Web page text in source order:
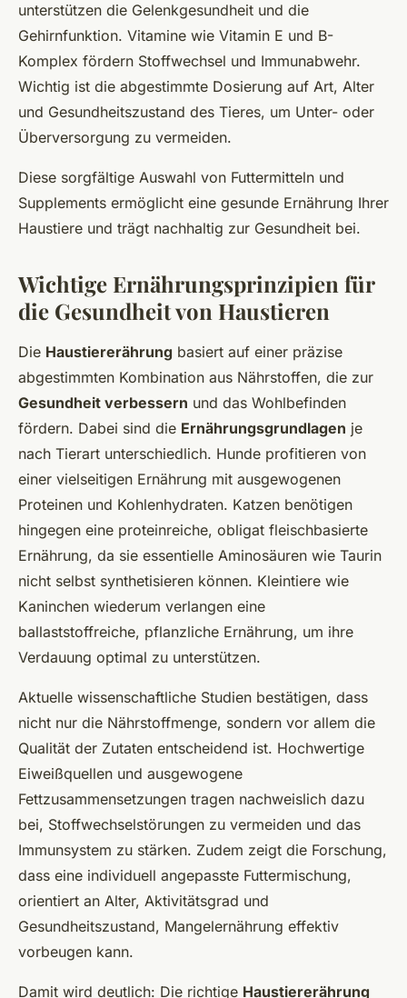
unterstützen die Gelenkgesundheit und die
Gehirnfunktion. Vitamine wie Vitamin E und B-
Komplex fördern Stoffwechsel und Immunabwehr.
Wichtig ist die abgestimmte Dosierung auf Art, Alter
und Gesundheitszustand des Tieres, um Unter- oder
Überversorgung zu vermeiden.
Diese sorgfältige Auswahl von Futtermitteln und
Supplements ermöglicht eine gesunde Ernährung Ihrer
Haustiere und trägt nachhaltig zur Gesundheit bei.
Wichtige Ernährungsprinzipien für
die Gesundheit von Haustieren
Die Haustiererährung basiert auf einer präzise
abgestimmten Kombination aus Nährstoffen, die zur
Gesundheit verbessern und das Wohlbefinden
fördern. Dabei sind die Ernährungsgrundlagen je
nach Tierart unterschiedlich. Hunde profitieren von
einer vielseitigen Ernährung mit ausgewogenen
Proteinen und Kohlenhydraten. Katzen benötigen
hingegen eine proteinreiche, obligat fleischbasierte
Ernährung, da sie essentielle Aminosäuren wie Taurin
nicht selbst synthetisieren können. Kleintiere wie
Kaninchen wiederum verlangen eine
ballaststoffreiche, pflanzliche Ernährung, um ihre
Verdauung optimal zu unterstützen.
Aktuelle wissenschaftliche Studien bestätigen, dass
nicht nur die Nährstoffmenge, sondern vor allem die
Qualität der Zutaten entscheidend ist. Hochwertige
Eiweißquellen und ausgewogene
Fettzusammensetzungen tragen nachweislich dazu
bei, Stoffwechselstörungen zu vermeiden und das
Immunsystem zu stärken. Zudem zeigt die Forschung,
dass eine individuell angepasste Futtermischung,
orientiert an Alter, Aktivitätsgrad und
Gesundheitszustand, Mangelernährung effektiv
vorbeugen kann.
Damit wird deutlich: Die richtige Haustiererährung